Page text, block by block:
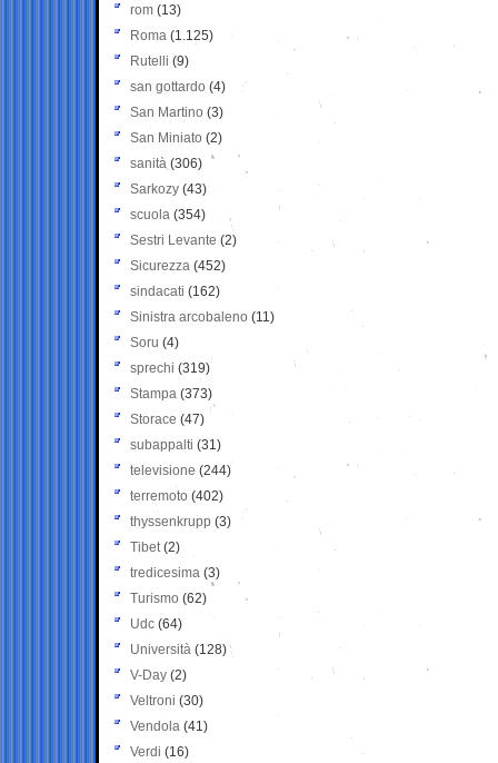
rom (13)
Roma (1.125)
Rutelli (9)
san gottardo (4)
San Martino (3)
San Miniato (2)
sanità (306)
Sarkozy (43)
scuola (354)
Sestri Levante (2)
Sicurezza (452)
sindacati (162)
Sinistra arcobaleno (11)
Soru (4)
sprechi (319)
Stampa (373)
Storace (47)
subappalti (31)
televisione(244)
terremoto (402)
thyssenkrupp (3)
Tibet(2)
tredicesima (3)
Turismo (62)
Udc (64)
Università (128)
V-Day (2)
Veltroni (30)
Vendola (41)
Verdi (16)